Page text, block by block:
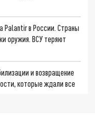
Palantir в России. Страны
оружия. ВСУ теряют
и возвращение
которые ждали все